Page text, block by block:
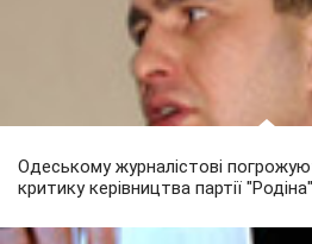
Одеському журналістові
критику керівництва партії "Родіна"